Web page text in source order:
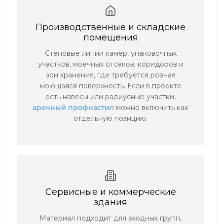
Производственные и складские
помещения
Стеновые линии камер, упаковочных
участков, моечных отсеков, коридоров и
зон хранения, где требуется ровная
моющаяся поверхность. Если в проекте
есть навесы или радиусные участки,
арочный профнастил можно включить как
отдельную позицию.
Сервисные и коммерческие
здания
Материал подходит для входных групп,